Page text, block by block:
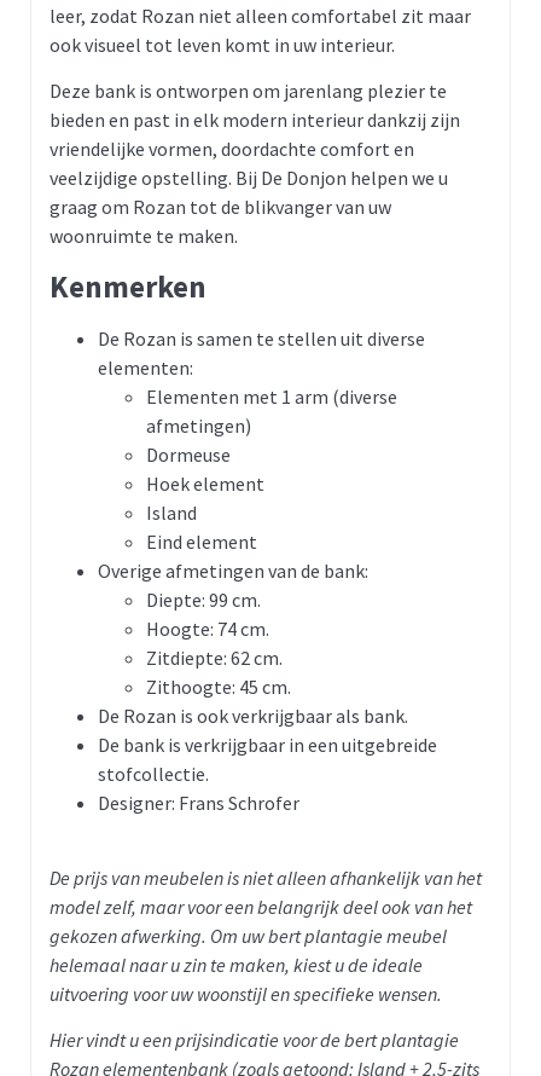
leer, zodat Rozan niet alleen comfortabel zit maar
ook visueel tot leven komt in uw interieur.
Deze bank is ontworpen om jarenlang plezier te
bieden en past in elk modern interieur dankzij zijn
vriendelijke vormen, doordachte comfort en
veelzijdige opstelling. Bij De Donjon helpen we u
graag om Rozan tot de blikvanger van uw
woonruimte te maken.
Kenmerken
De Rozan is samen te stellen uit diverse
elementen:
Elementen met 1 arm (diverse
afmetingen)
Dormeuse
Hoek element
Island
Eind element
Overige afmetingen van de bank:
Diepte: 99 cm.
Hoogte: 74 cm.
Zitdiepte: 62 cm.
Zithoogte: 45 cm.
De Rozan is ook verkrijgbaar als bank.
De bank is verkrijgbaar in een uitgebreide
stofcollectie.
Designer: Frans Schrofer
De prijs van meubelen is niet alleen afhankelijk van het
model zelf, maar voor een belangrijk deel ook van het
gekozen afwerking. Om uw bert plantagie meubel
helemaal naar u zin te maken, kiest u de ideale
uitvoering voor uw woonstijl en specifieke wensen.
Hier vindt u een prijsindicatie voor de bert plantagie
Rozan elementenbank (zoals getoond: Island + 2,5-zits